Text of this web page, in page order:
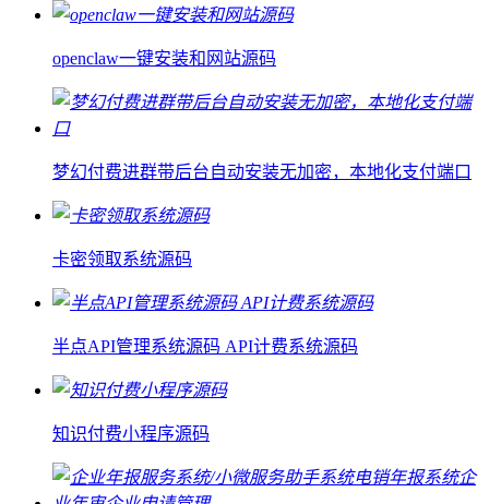
openclaw一键安装和网站源码
梦幻付费进群带后台自动安装无加密，本地化支付端口
卡密领取系统源码
半点API管理系统源码 API计费系统源码
知识付费小程序源码